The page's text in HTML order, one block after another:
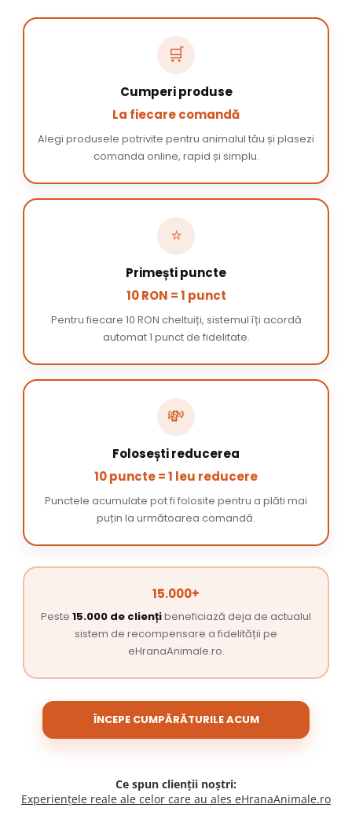
🛒
Cumperi produse
La fiecare comandă
Alegi produsele potrivite pentru animalul tău și plasezi
comanda online, rapid și simplu.
⭐
Primești puncte
10 RON = 1 punct
Pentru fiecare 10 RON cheltuiți, sistemul îți acordă
automat 1 punct de fidelitate.
💸
Folosești reducerea
10 puncte = 1 leu reducere
Punctele acumulate pot fi folosite pentru a plăti mai
puțin la următoarea comandă.
15.000+
Peste 15.000 de cliențibeneficiază deja de actualul
sistem de recompensare a fidelității pe
eHranaAnimale.ro.
ÎNCEPE CUMPĂRĂTURILE ACUM
Ce spun clienții noștri:
Experiențele reale ale celor care au ales eHranaAnimale.ro